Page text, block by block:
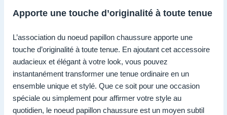
Apporte une touche d’originalité à toute tenue
L’association du noeud papillon chaussure apporte une
touche d’originalité à toute tenue. En ajoutant cet accessoire
audacieux et élégant à votre look, vous pouvez
instantanément transformer une tenue ordinaire en un
ensemble unique et stylé. Que ce soit pour une occasion
spéciale ou simplement pour affirmer votre style au
quotidien, le noeud papillon chaussure est un moyen subtil